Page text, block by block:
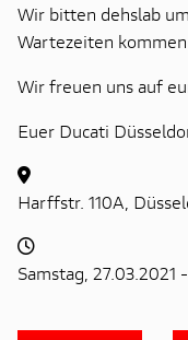
Wir bitten dehslab
Wartezeiten kommen
Wir freuen uns auf
Euer Ducati
Harffstr. 110A,
Samstag, 27.03.2021